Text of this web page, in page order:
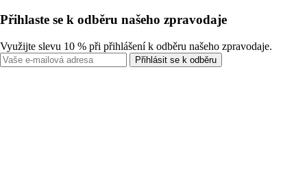
Přihlaste se k odběru našeho zpravodaje
Využijte slevu 10 % při přihlášení k odběru našeho zpravodaje.
Přihlásit se k odběru